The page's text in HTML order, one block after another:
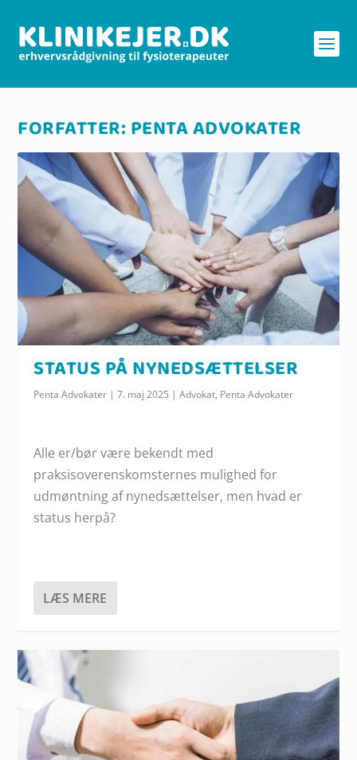
FORFATTER: PENTA ADVOKATER
STATUS PÅ NYNEDSÆTTELSER
Penta Advokater |7. maj 2025 |Advokat, Penta Advokater
Alle er/bør være bekendt med
praksisoverenskomsternes mulighed for
udmøntning af nynedsættelser, men hvad er
status herpå?
LÆS MERE